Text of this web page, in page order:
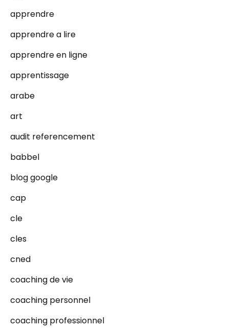
apprendre
apprendre a lire
apprendre en ligne
apprentissage
arabe
art
audit referencement
babbel
blog google
cap
cle
cles
cned
coaching de vie
coaching personnel
coaching professionnel